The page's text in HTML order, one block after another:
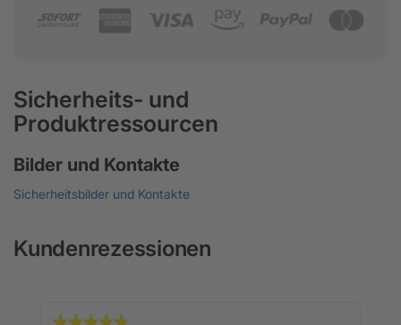
Sicherheits- und
Produktressourcen
Bilder und Kontakte
Sicherheitsbilder und Kontakte
Kundenrezessionen